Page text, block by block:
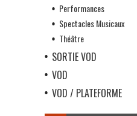
Performances
Spectacles Musicaux
Théâtre
SORTIE VOD
VOD
VOD / PLATEFORME